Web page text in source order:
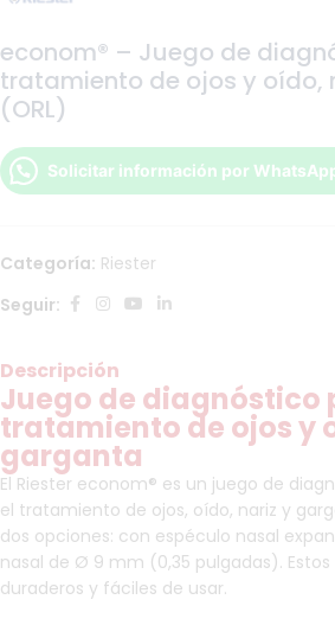
econom® – Juego de
tratamiento de ojos y oído,
(ORL)
Solicitar información por
Categoría: Riester
Seguir:
Descripción
Juego de diagnóstico
tratamiento de ojos y
garganta
El Riester econom® es un juego de
el tratamiento de ojos, oído, nariz y
dos opciones: con espéculo nasal
nasal de Ø 9 mm (0,35 pulgadas).
duraderos y fáciles de usar.